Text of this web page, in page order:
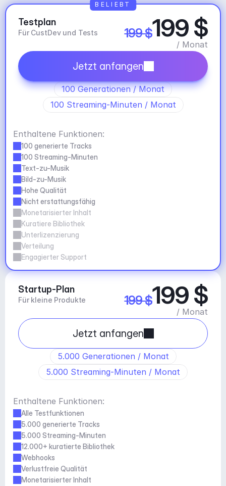
Testplan
Für CustDev und Tests 199 $199 $
/ Monat
Jetzt anfangen
100 Generationen / Monat
100 Streaming-Minuten / Monat
Enthaltene Funktionen:
100 generierte Tracks
100 Streaming-Minuten
Text-zu-Musik
Bild-zu-Musik
Hohe Qualität
Nicht erstattungsfähig
Monetarisierter Inhalt
Kuratiere Bibliothek
Unterlizenzierung
Verteilung
Engagierter Support
BELIEBT
Startup-Plan
Für kleine Produkte 199 $199 $
/ Monat
Jetzt anfangen
5.000 Generationen / Monat
5.000 Streaming-Minuten / Monat
Enthaltene Funktionen:
Alle Testfunktionen
5.000 generierte Tracks
5.000 Streaming-Minuten
12.000+ kuratierte Bibliothek
Webhooks
Verlustfreie Qualität
Monetarisierter Inhalt